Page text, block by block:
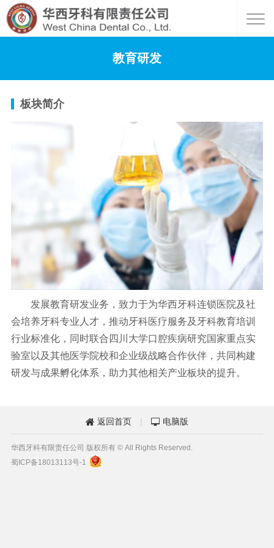
教育研发
板块简介
发展教育研发业务，致力于为华西牙科连锁医院及社
会培养牙科专业人才，推动牙科医疗服务及牙科教育培训
行业标准化，同时联合四川大学口腔疾病研究国家重点实
验室以及其他医学院校和企业级战略合作伙伴，共同构建
研发与成果孵化体系，助力其他相关产业板块的提升。
 返回首页 |  电脑版
华西牙科有限责任公司 版权所有 © All Rights Reserved.
蜀ICP备18013113号-1